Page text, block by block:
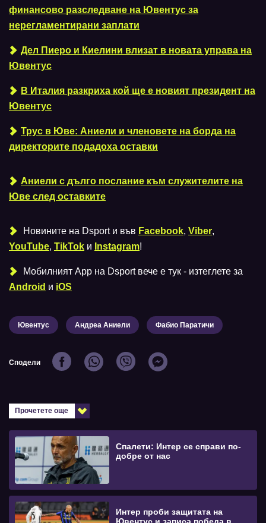
финансово разследване на Ювентус за
нерегламентирани заплати
Дел Пиеро и Киелини влизат в новата управа на
Ювентус
В Италия разкриха кой ще е новият президент на
Ювентус
Трус в Юве: Аниели и членовете на борда на
директорите подадоха оставки
Аниели с дълго послание към служителите на
Юве след оставките
Новините на Dsport и във Facebook, Viber,
YouTube, TikTok и Instagram!
Мобилният Аpp на Dsport вече е тук - изтеглете за
Android и iOS
Ювентус Андреа Аниели Фабио Паратичи
Сподели
Прочетете още
Спалети: Интер се справи по-
добре от нас
Интер проби защитата на
Ювентус и записа победа в